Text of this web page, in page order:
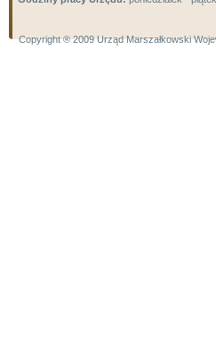
Copyright ® 2009 Urząd Marszałkowski